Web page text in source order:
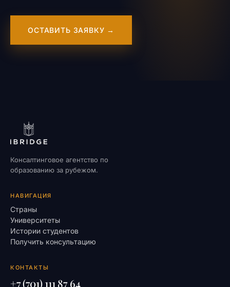
ОСТАВИТЬ ЗАЯВКУ →
Консалтинговое агентство по
образованию за рубежом.
НАВИГАЦИЯ
Страны
Университеты
Истории студентов
Получить консультацию
КОНТАКТЫ
+7 (701) 111 87 64